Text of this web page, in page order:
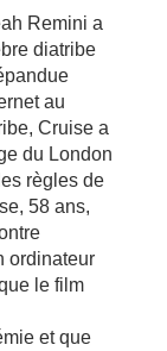
Remini a
diatribe
au
Cruise a
du London
règles de
58 ans,
ordinateur
le film
et que